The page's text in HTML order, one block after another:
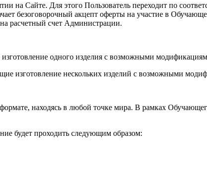
на Сайте. Для этого Пользователь переходит по
безоговорочный акцепт оферты на участие в
расчетный счет Администрации.
одного изделия с возможными
изготовление нескольких изделий с возможными
находясь в любой точке мира. В рамках
будет проходить следующим образом: